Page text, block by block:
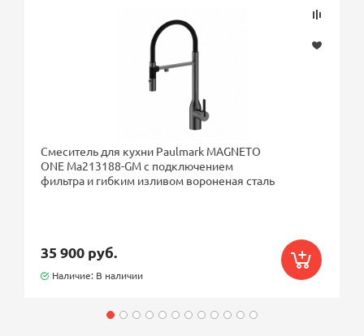
Смеситель для кухни Paulmark MAGNETO
ONE Ma213188-GM с подключением
фильтра и гибким изливом вороненая сталь
35 900 руб.
Наличие: В наличии